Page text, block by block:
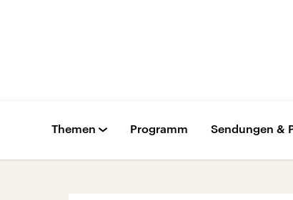
Themen Programm Sendungen &